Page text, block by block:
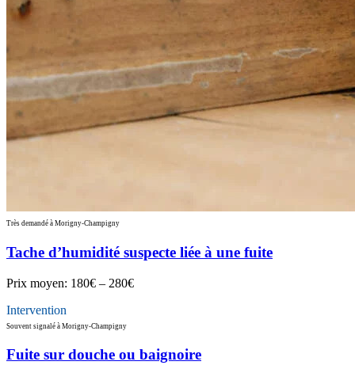
Très demandé à Morigny-Champigny
Tache d’humidité suspecte liée à une fuite
Prix moyen: 180€ – 280€
Intervention
Souvent signalé à Morigny-Champigny
Fuite sur douche ou baignoire